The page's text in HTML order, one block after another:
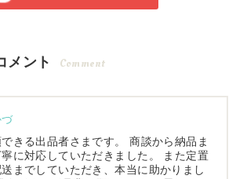
メント Comment
きる出品者さまです。 商談から納品ま
に対応していただきました。 また定置
までしていただき、本当に助かりまし